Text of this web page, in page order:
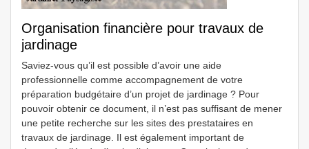
Organisation financière pour travaux de
jardinage
Saviez-vous qu’il est possible d’avoir une aide
professionnelle comme accompagnement de votre
préparation budgétaire d’un projet de jardinage ? Pour
pouvoir obtenir ce document, il n’est pas suffisant de mener
une petite recherche sur les sites des prestataires en
travaux de jardinage. Il est également important de